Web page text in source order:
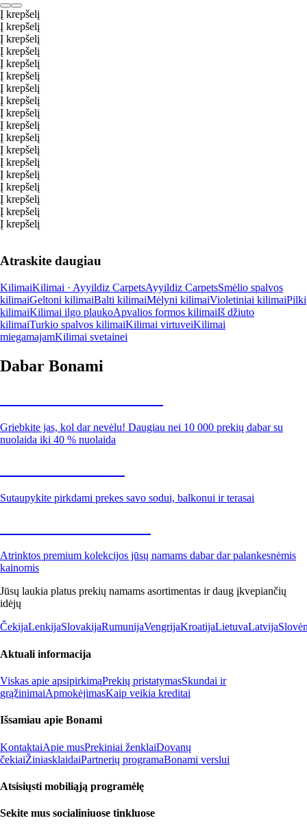
Į krepšelį
Į krepšelį
Į krepšelį
Į krepšelį
Į krepšelį
Į krepšelį
Į krepšelį
Į krepšelį
Į krepšelį
Į krepšelį
Į krepšelį
Į krepšelį
Į krepšelį
Į krepšelį
Į krepšelį
Į krepšelį
Į krepšelį
Į krepšelį
Atraskite daugiau
KilimaiKilimai · Ayyildiz CarpetsAyyildiz CarpetsSmėlio spalvos
kilimaiGeltoni kilimaiBalti kilimaiMėlyni kilimaiVioletiniai kilimaiPilki
kilimaiKilimai ilgo plaukoApvalios formos kilimaiIš džiuto
kilimaiTurkio spalvos kilimaiKilimai virtuveiKilimai
miegamajamKilimai svetainei
Dabar Bonami
Griebkite jas, kol dar nevėlu! Daugiau nei 10 000 prekių dabar su
nuolaida iki 40 % nuolaida
Sutaupykite pirkdami prekes savo sodui, balkonui ir terasai
Atrinktos premium kolekcijos jūsų namams dabar dar palankesnėmis
kainomis
Jūsų laukia platus prekių namams asortimentas ir daug įkvepiančių
idėjų
ČekijaLenkijaSlovakijaRumunijaVengrijaKroatijaLietuvaLatvija
Aktuali informacija
Viskas apie apsipirkimąPrekių pristatymasSkundai ir
grąžinimaiApmokėjimasKaip veikia kreditai
Išsamiau apie Bonami
KontaktaiApie musPrekiniai ženklaiDovanų
čekiaiŽiniasklaidaiPartnerių programaBonami verslui
Atsisiųsti mobiliąją programėlę
Sekite mus socialiniuose tinkluose